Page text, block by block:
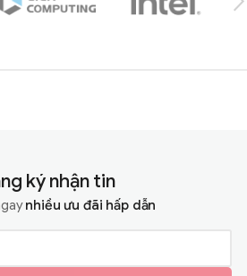
ký nhận tin
nhiều ưu đãi hấp dẫn